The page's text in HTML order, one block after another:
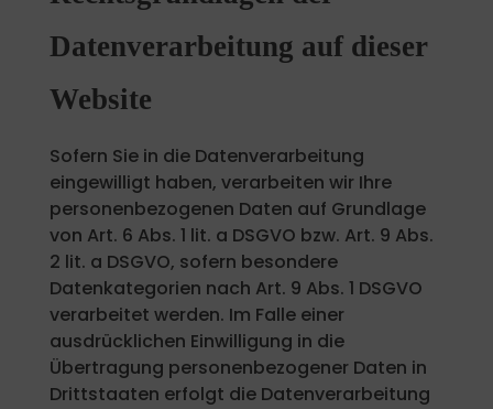
Datenverarbeitung auf dieser
Website
Sofern Sie in die Datenverarbeitung
eingewilligt haben, verarbeiten wir Ihre
personenbezogenen Daten auf Grundlage
von Art. 6 Abs. 1 lit. a DSGVO bzw. Art. 9 Abs.
2 lit. a DSGVO, sofern besondere
Datenkategorien nach Art. 9 Abs. 1 DSGVO
verarbeitet werden. Im Falle einer
ausdrücklichen Einwilligung in die
Übertragung personenbezogener Daten in
Drittstaaten erfolgt die Datenverarbeitung